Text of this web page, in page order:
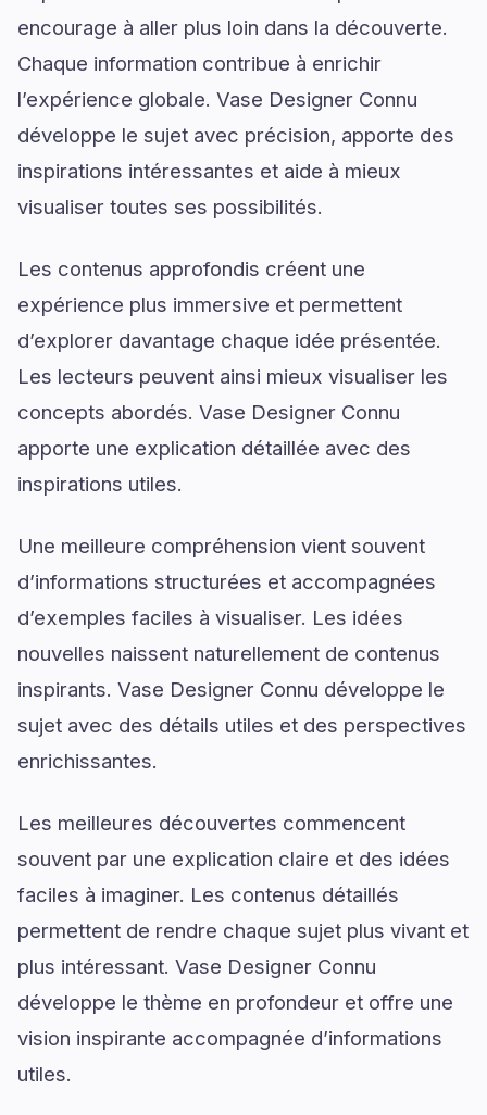
encourage à aller plus loin dans la découverte.
Chaque information contribue à enrichir
l’expérience globale. Vase Designer Connu
développe le sujet avec précision, apporte des
inspirations intéressantes et aide à mieux
visualiser toutes ses possibilités.
Les contenus approfondis créent une
expérience plus immersive et permettent
d’explorer davantage chaque idée présentée.
Les lecteurs peuvent ainsi mieux visualiser les
concepts abordés. Vase Designer Connu
apporte une explication détaillée avec des
inspirations utiles.
Une meilleure compréhension vient souvent
d’informations structurées et accompagnées
d’exemples faciles à visualiser. Les idées
nouvelles naissent naturellement de contenus
inspirants. Vase Designer Connu développe le
sujet avec des détails utiles et des perspectives
enrichissantes.
Les meilleures découvertes commencent
souvent par une explication claire et des idées
faciles à imaginer. Les contenus détaillés
permettent de rendre chaque sujet plus vivant et
plus intéressant. Vase Designer Connu
développe le thème en profondeur et offre une
vision inspirante accompagnée d’informations
utiles.